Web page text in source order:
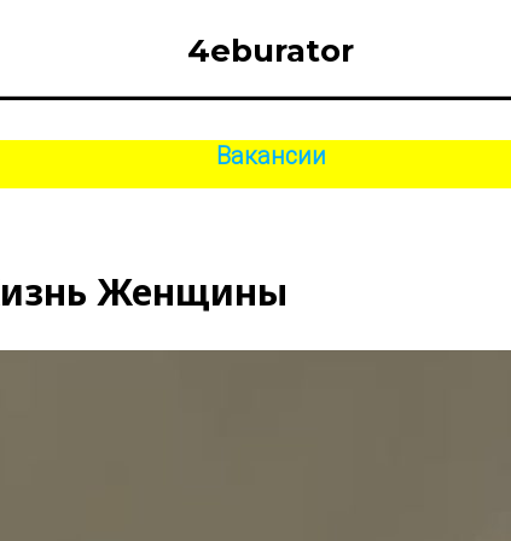
4eburator
Вакансии
Женщины